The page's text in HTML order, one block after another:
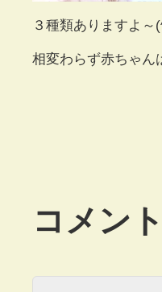
３種類ありますよ～
相変わらず赤ちゃん
コメント